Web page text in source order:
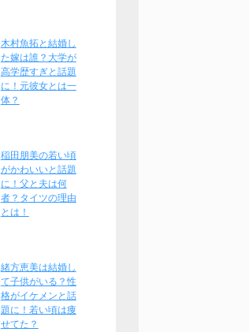
木村魚拓と結婚し
た嫁は誰？大学が
高学歴すぎと話題
に！元彼女とは一
体？
稲田朋美の若い頃
がかわいいと話題
に！父と夫は何
者？タイツの理由
とは！
緒方恵美は結婚し
て子供がいる？性
格がイケメンと話
題に！若い頃は痩
せてた？